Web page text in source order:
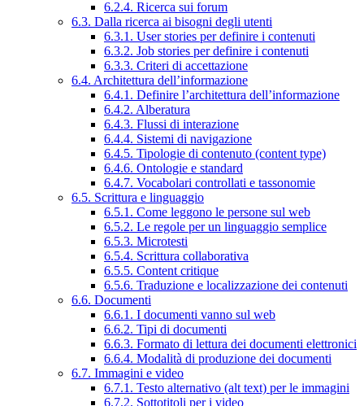
6.2.4. Ricerca sui forum
6.3. Dalla ricerca ai bisogni degli utenti
6.3.1. User stories per definire i contenuti
6.3.2. Job stories per definire i contenuti
6.3.3. Criteri di accettazione
6.4. Architettura dell’informazione
6.4.1. Definire l’architettura dell’informazione
6.4.2. Alberatura
6.4.3. Flussi di interazione
6.4.4. Sistemi di navigazione
6.4.5. Tipologie di contenuto (content type)
6.4.6. Ontologie e standard
6.4.7. Vocabolari controllati e tassonomie
6.5. Scrittura e linguaggio
6.5.1. Come leggono le persone sul web
6.5.2. Le regole per un linguaggio semplice
6.5.3. Microtesti
6.5.4. Scrittura collaborativa
6.5.5. Content critique
6.5.6. Traduzione e localizzazione dei contenuti
6.6. Documenti
6.6.1. I documenti vanno sul web
6.6.2. Tipi di documenti
6.6.3. Formato di lettura dei documenti elettronici
6.6.4. Modalità di produzione dei documenti
6.7. Immagini e video
6.7.1. Testo alternativo (alt text) per le immagini
6.7.2. Sottotitoli per i video